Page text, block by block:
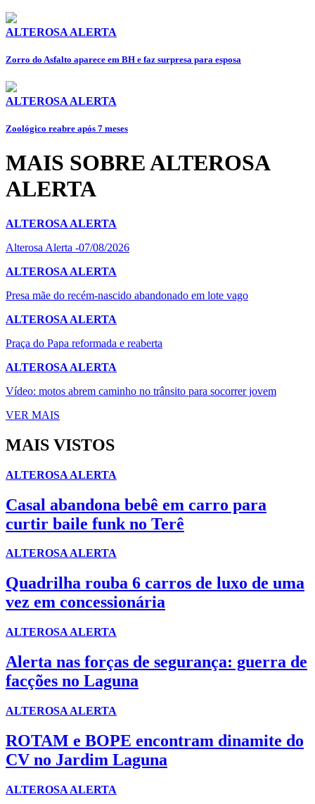
ALTEROSA ALERTA
Zorro do Asfalto aparece em BH e faz surpresa para esposa
ALTEROSA ALERTA
Zoológico reabre após 7 meses
MAIS SOBRE ALTEROSA
ALERTA
ALTEROSA ALERTA
Alterosa Alerta -07/08/2026
ALTEROSA ALERTA
Presa mãe do recém-nascido abandonado em lote vago
ALTEROSA ALERTA
Praça do Papa reformada e reaberta
ALTEROSA ALERTA
Vídeo: motos abrem caminho no trânsito para socorrer jovem
VER MAIS
MAIS VISTOS
ALTEROSA ALERTA
Casal abandona bebê em carro para
curtir baile funk no Terê
ALTEROSA ALERTA
Quadrilha rouba 6 carros de luxo de uma
vez em concessionária
ALTEROSA ALERTA
Alerta nas forças de segurança: guerra de
facções no Laguna
ALTEROSA ALERTA
ROTAM e BOPE encontram dinamite do
CV no Jardim Laguna
ALTEROSA ALERTA